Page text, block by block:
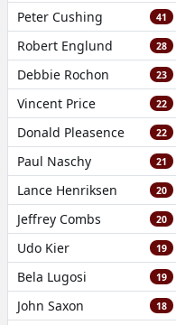
Peter Cushing 41
Robert Englund 28
Debbie Rochon 23
Vincent Price 22
Donald Pleasence 22
Paul Naschy 21
Lance Henriksen 20
Jeffrey Combs 20
Udo Kier 19
Bela Lugosi 19
John Saxon 18